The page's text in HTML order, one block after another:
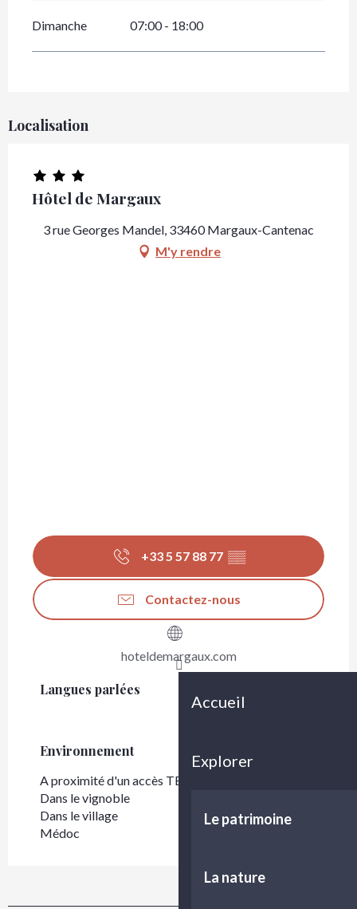
Accueil
Explorer
Le patrimoine
La nature
Dimanche 07:00 - 18:00
Localisation
Hôtel de Margaux
3 rue Georges Mandel, 33460 Margaux-Cantenac
M'y rendre
+33 5 57 88 77 ▒▒
Contactez-nous
hoteldemargaux.com
Langues parlées
Langues parlées
Environnement
Environnement
A proximité d'un accès TER (train, car)
Dans le vignoble
Dans le village
Médoc